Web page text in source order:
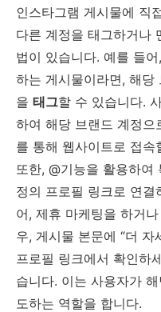
인스타그램 게시물에 직
다른 계정을 태그하거나
법이 있습니다. 예를 들
하는 게시물이라면, 해당
을 태그할 수 있습니다.
하여 해당 브랜드 계정으
를 통해 웹사이트로 접속
또한, @기능을 활용하여
정의 프로필 링크로 연
어, 제휴 마케팅을 하거
우, 게시물 본문에 “더 자
프로필 링크에서 확인하
습니다. 이는 사용자가
도하는 역할을 합니다.